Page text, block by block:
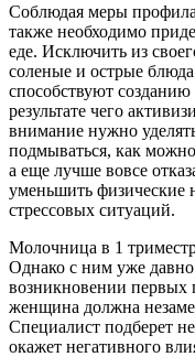
Соблюдая меры
также необходимо
еде. Исключить из
соленые и острые
способствуют
результате чего
внимание нужно
подмываться, как
а еще лучше вовсе
уменьшить физические
стрессовых ситуаций.
Молочница в 1
Однако с ним уже
возникновении первых
женщина должна
Специалист подберет
окажет негативного